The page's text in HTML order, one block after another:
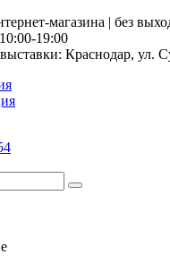
магазина | без
19:00
Краснодар, ул.